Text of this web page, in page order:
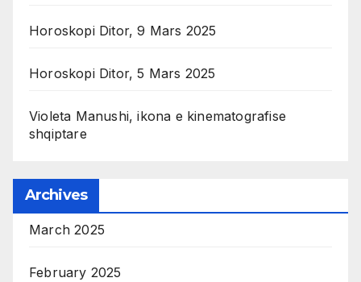
Horoskopi Ditor, 9 Mars 2025
Horoskopi Ditor, 5 Mars 2025
Violeta Manushi, ikona e kinematografise
shqiptare
Archives
March 2025
February 2025